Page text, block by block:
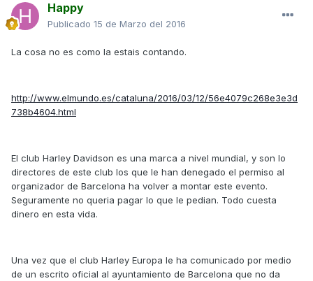
Happy
Publicado 15 de Marzo del 2016
La cosa no es como la estais contando.
http://www.elmundo.es/cataluna/2016/03/12/56e4079c268e3e3d
738b4604.html
El club Harley Davidson es una marca a nivel mundial, y son lo
directores de este club los que le han denegado el permiso al
organizador de Barcelona ha volver a montar este evento.
Seguramente no queria pagar lo que le pedian. Todo cuesta
dinero en esta vida.
Una vez que el club Harley Europa le ha comunicado por medio
de un escrito oficial al ayuntamiento de Barcelona que no da